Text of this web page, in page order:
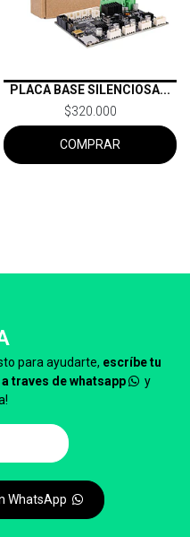
PLACA BASE SILENCIOSA...
$320.000
COMPRAR
para ayudarte, escríbe tu
traves de whatsapp
y
WhatsApp